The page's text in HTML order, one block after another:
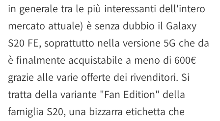
in generale tra le più interessanti dell'intero
mercato attuale) è senza dubbio il Galaxy
S20 FE, soprattutto nella versione 5G che da
è finalmente acquistabile a meno di 600€
grazie alle varie offerte dei rivenditori. Si
tratta della variante "Fan Edition" della
famiglia S20, una bizzarra etichetta che